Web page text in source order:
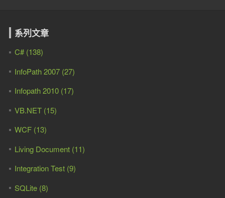
系列文章
C# (138)
InfoPath 2007 (27)
Infopath 2010 (17)
VB.NET (15)
WCF (13)
Living Document (11)
Integration Test (9)
SQLite (8)